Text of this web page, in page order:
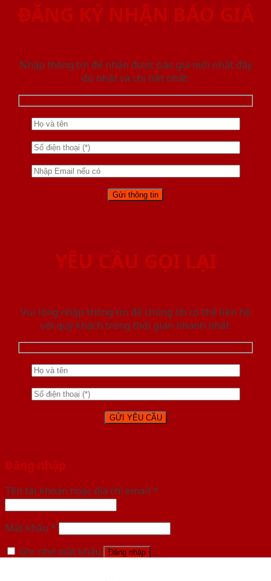
ĐĂNG KÝ NHẬN BÁO GIÁ
Nhập thông tin để nhận được báo giá mới nhât đầy
đủ nhất và chi tiết nhất.
YÊU CẦU GỌI LẠI
Vui lòng nhập thông tin để chúng tôi có thể liên hệ
với quý khách trong thời gian nhanh nhất.
Đăng nhập
Tên tài khoản hoặc địa chỉ email *
Mật khẩu *
Ghi nhớ mật khẩu
Đăng nhập